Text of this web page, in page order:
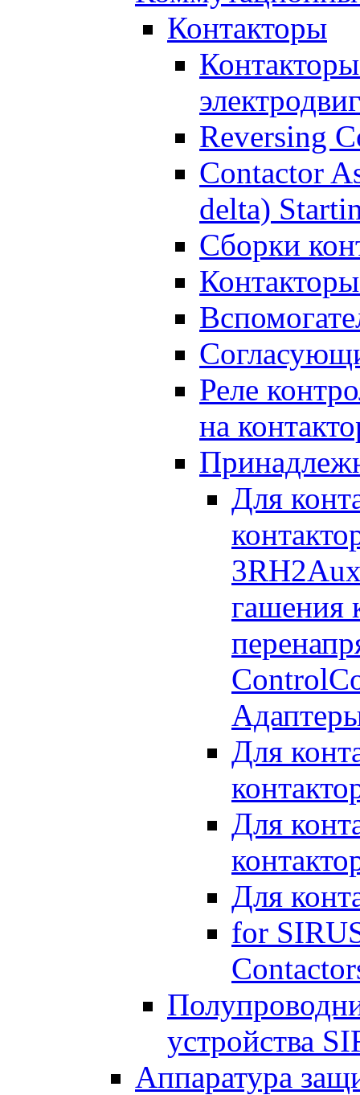
Контакторы
Reversing
Contactor
delta)
Сборки
Реле
на
Для
3RH2
гашения
Control
Для
Для
Для
for
устройства
Аппаратура